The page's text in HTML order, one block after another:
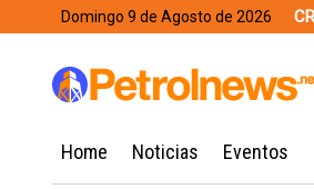
Domingo 9 de Agosto de 2026
Home Noticias Eventos